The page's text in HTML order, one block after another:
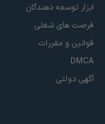
ابزار توسعه دهندگان
فرصت های شغلی
قوانین و مقررات
DMCA
آگهی دولتی